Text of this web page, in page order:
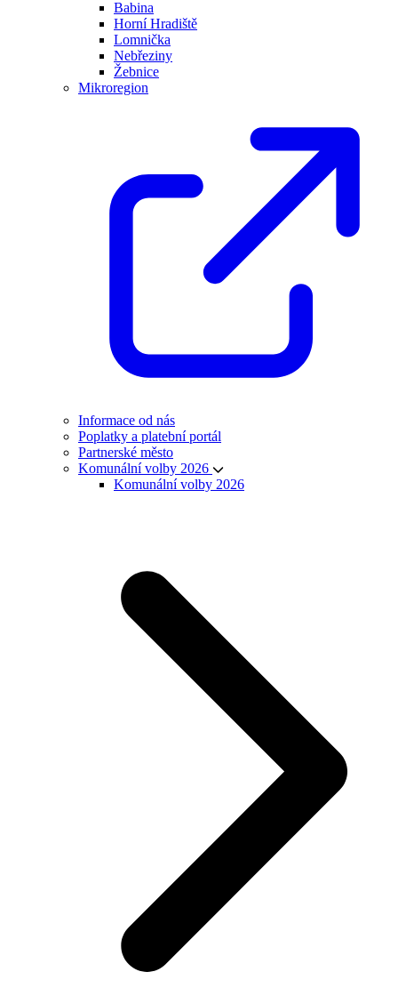
Babina
Horní Hradiště
Lomnička
Nebřeziny
Žebnice
Mikroregion
Informace od nás
Poplatky a platební portál
Partnerské město
Komunální volby 2026
Komunální volby 2026